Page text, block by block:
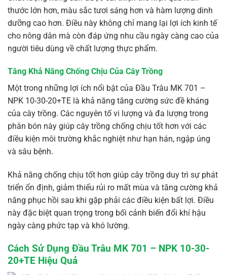
thước lớn hơn, màu sắc tươi sáng hơn và hàm lượng dinh
dưỡng cao hơn. Điều này không chỉ mang lại lợi ích kinh tế
cho nông dân mà còn đáp ứng nhu cầu ngày càng cao của
người tiêu dùng về chất lượng thực phẩm.
Tăng Khả Năng Chống Chịu Của Cây Trồng
Một trong những lợi ích nổi bật của Đầu Trâu MK 701 –
NPK 10-30-20+TE là khả năng tăng cường sức đề kháng
của cây trồng. Các nguyên tố vi lượng và đa lượng trong
phân bón này giúp cây trồng chống chịu tốt hơn với các
điều kiện môi trường khắc nghiệt như hạn hán, ngập úng
và sâu bệnh.
Khả năng chống chịu tốt hơn giúp cây trồng duy trì sự phát
triển ổn định, giảm thiểu rủi ro mất mùa và tăng cường khả
năng phục hồi sau khi gặp phải các điều kiện bất lợi. Điều
này đặc biệt quan trọng trong bối cảnh biến đổi khí hậu
ngày càng phức tạp và khó lường.
Cách Sử Dụng Đầu Trâu MK 701 – NPK 10-30-
20+TE Hiệu Quả